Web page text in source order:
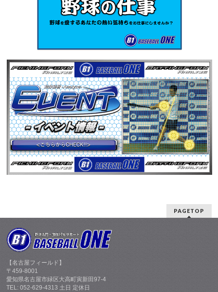
PAGETOP
【名古屋フィールド】
〒459-8001
愛知県名古屋市緑区大高町寅新田97-4
TEL: 052-629-4313 土日 定休日